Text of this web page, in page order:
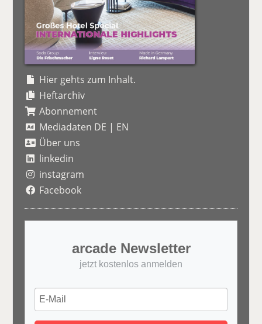
Hier gehts zum Inhalt.
Heftarchiv
Abonnement
Mediadaten DE | EN
Über uns
linkedin
instagram
Facebook
arcade Newsletter
jetzt kostenlos anmelden